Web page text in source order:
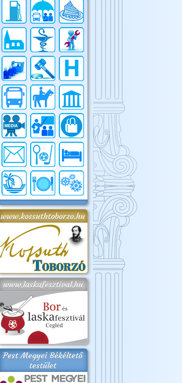
www.kossuthtoborzo.hu
www.laskafesztival.hu
Pest Megyei Békéltető
testület